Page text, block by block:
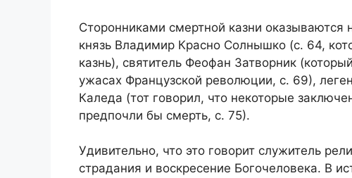
Сторонниками смертной казни оказываются
князь Владимир Красно Солнышко (с. 64,
казнь), святитель Феофан Затворник
ужасах Французской революции, с. 69),
Каледа (тот говорил, что некоторые
предпочли бы смерть, с. 75).
Удивительно, что это говорит служитель
страдания и воскресение Богочеловека. В